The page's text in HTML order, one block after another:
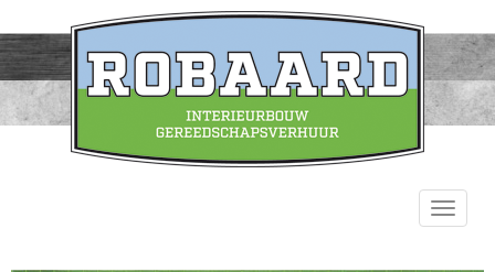
Toggle